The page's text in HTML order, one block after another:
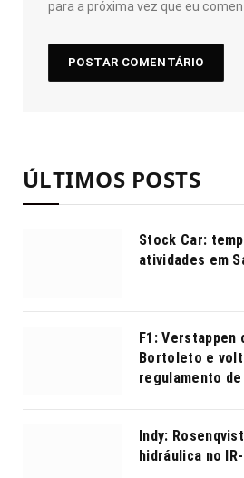
para a próxima vez que eu
ÚLTIMOS POSTS
Stock Car:
atividades em
F1: Verstappen
Bortoleto e
regulamento de
Indy:
hidráulica no